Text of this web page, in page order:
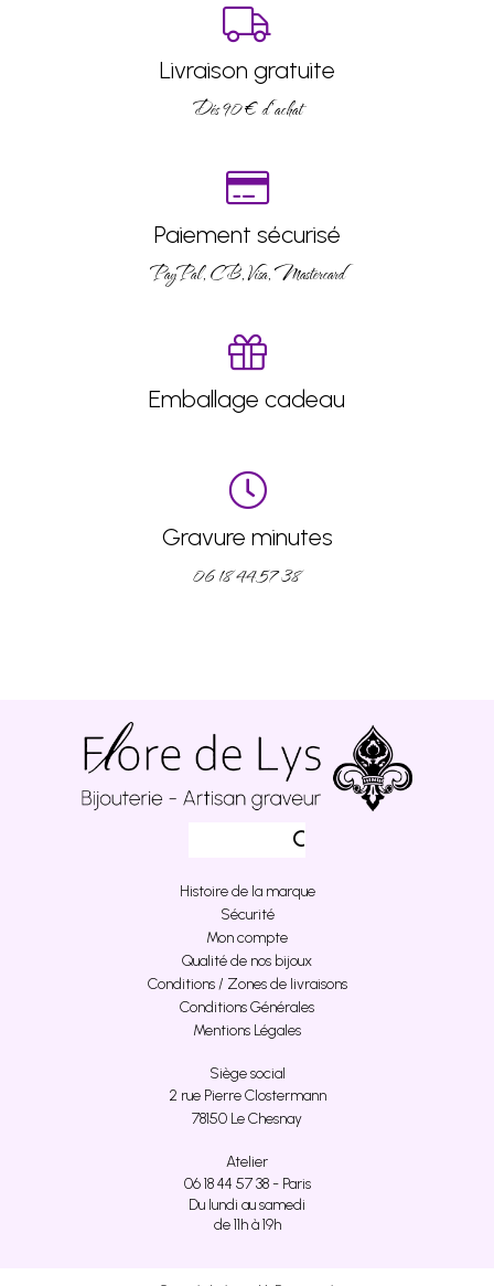
Livraison gratuite
Dés 90 € d’achat
Paiement sécurisé
PayPal, CB, Visa, Mastercard
Emballage cadeau
Gravure minutes
06 18 44 57 38
Histoire de la marque
Sécurité
Mon compte
Qualité de nos bijoux
Conditions / Zones de livraisons
Conditions Générales
Mentions Légales
Siège social
2 rue Pierre Clostermann
78150 Le Chesnay
Atelier
06 18 44 57 38 - Paris
Du lundi au samedi
de 11h à 19h